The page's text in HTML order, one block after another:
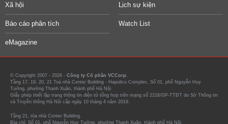
Xã hội Lịch sự kiện
Báo cáo phân tích Watch List
eMagazine
© Copyright 2007 - 2026 - Công ty Cổ phần VCCorp.
Tầng 17, 19, 20, 21 Toà nhà Center Building - Hapulico Complex, Số 01, phố Nguyễn Huy
Tưởng, phường Thanh Xuân, thành phố Hà Nội
Giấy phép thiết lập trang thông tin điện tử tổng hợp trên mạng số 2216/GP-TTĐT do Sở Thông tin
và Truyền thông Hà Nội cấp ngày 10 tháng 4 năm 2019.
Tầng 21, tòa nhà Center Building.
Địa chỉ: Số 01, phố Nguyễn Huy Tưởng, phường Thanh Xuân, thành phố Hà Nội